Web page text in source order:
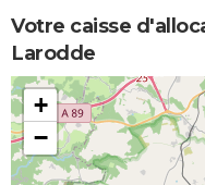
Votre caisse
Larodde
+
−